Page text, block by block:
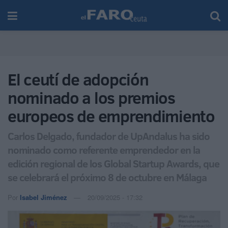
El ceutí de adopción
nominado a los premios
europeos de emprendimiento
Carlos Delgado, fundador de UpAndalus ha sido
nominado como referente emprendedor en la
edición regional de los Global Startup Awards, que
se celebrará el próximo 8 de octubre en Málaga
Por Isabel Jiménez 20/09/2025 - 17:32